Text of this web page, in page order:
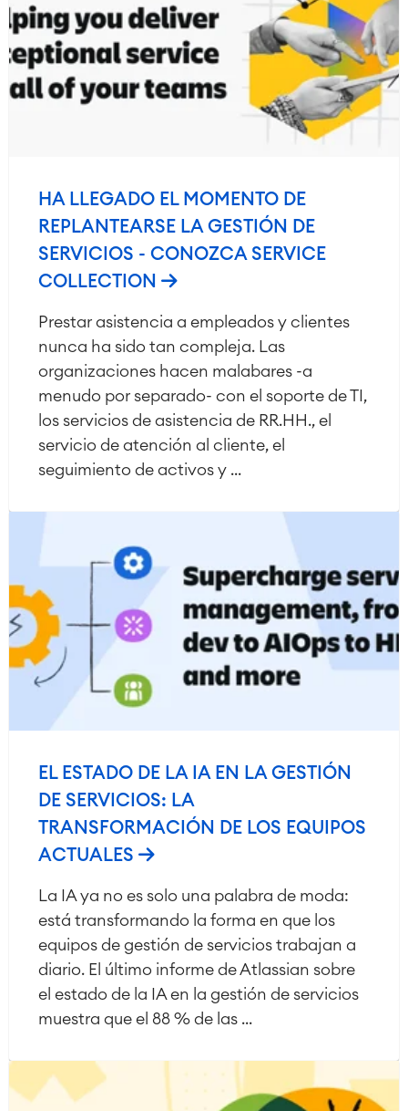
HA LLEGADO EL MOMENTO DE
REPLANTEARSE LA GESTIÓN DE
SERVICIOS - CONOZCA SERVICE
COLLECTION
Prestar asistencia a empleados y clientes
nunca ha sido tan compleja. Las
organizaciones hacen malabares -a
menudo por separado- con el soporte de TI,
los servicios de asistencia de RR.HH., el
servicio de atención al cliente, el
seguimiento de activos y ...
EL ESTADO DE LA IA EN LA GESTIÓN
DE SERVICIOS: LA
TRANSFORMACIÓN DE LOS EQUIPOS
ACTUALES
La IA ya no es solo una palabra de moda:
está transformando la forma en que los
equipos de gestión de servicios trabajan a
diario. El último informe de Atlassian sobre
el estado de la IA en la gestión de servicios
muestra que el 88 % de las ...